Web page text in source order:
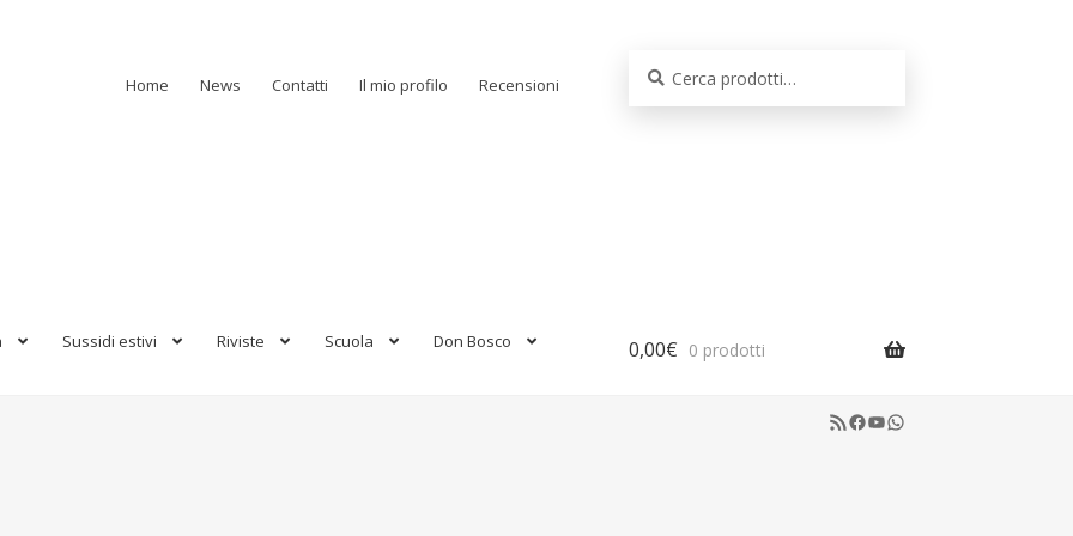
Home News Contatti Il mio profilo Recensioni
Sussidi estivi Riviste Scuola Don Bosco 0,00€ 0 prodotti
RSS Feed
Facebook
YouTube
WhatsApp